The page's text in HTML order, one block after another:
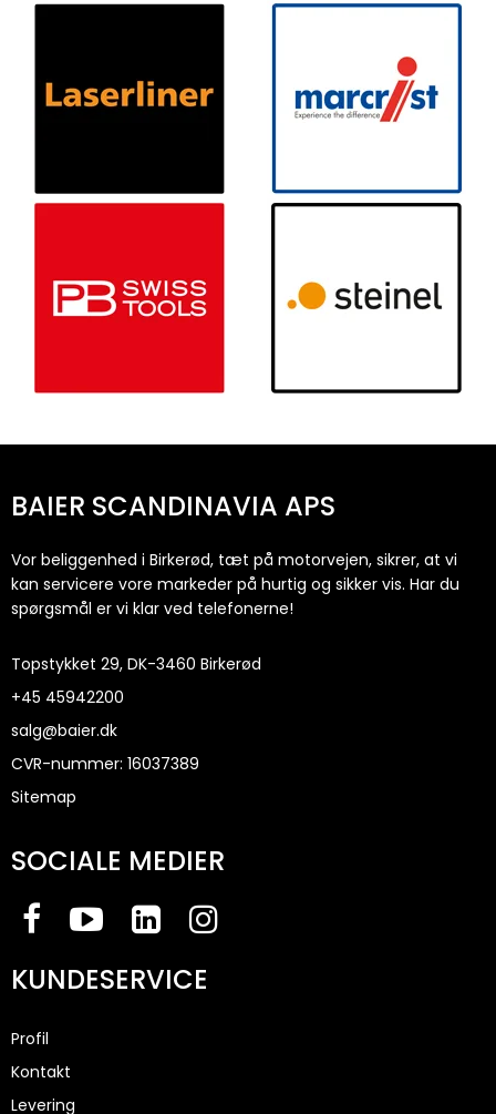
BAIER SCANDINAVIA APS
Vor beliggenhed i Birkerød, tæt på motorvejen, sikrer, at vi
kan servicere vore markeder på hurtig og sikker vis. Har du
spørgsmål er vi klar ved telefonerne!
Topstykket 29, DK-3460 Birkerød
+45 45942200
salg@baier.dk
CVR-nummer: 16037389
Sitemap
SOCIALE MEDIER
KUNDESERVICE
Profil
Kontakt
Levering